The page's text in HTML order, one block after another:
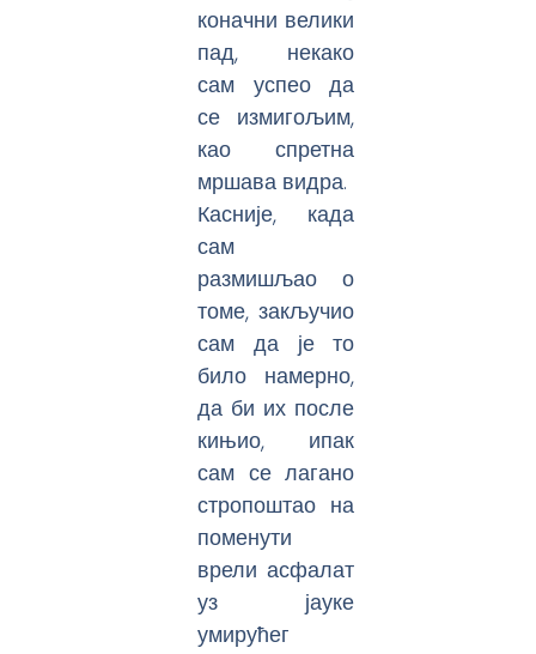
коначни велики
пад, некако
сам успео да
се измигољим,
као спретна
мршава видра.
Касније, када
сам
размишљао о
томе, закључио
сам да је то
било намерно,
да би их после
кињио, ипак
сам се лагано
стропоштао на
поменути
врели асфалат
уз јауке
умирућег